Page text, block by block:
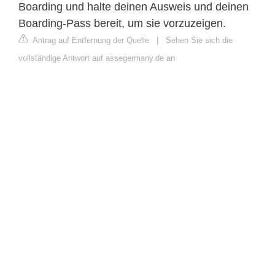
Boarding und halte deinen Ausweis und deinen
Boarding-Pass bereit, um sie vorzuzeigen.
Antrag auf Entfernung der Quelle
Sehen Sie sich die
vollständige Antwort auf assegermany.de an